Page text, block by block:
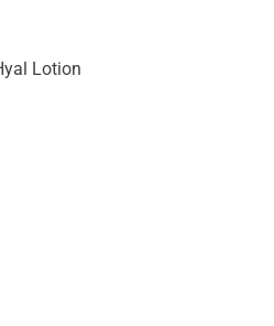
Lotion